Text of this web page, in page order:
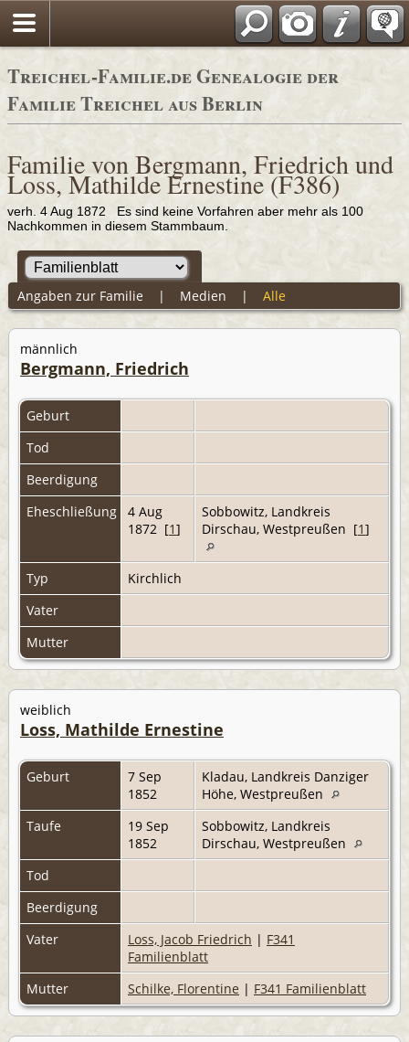
Adressbücher
Treichel-Familie.de Genealogie der
Familie Treichel aus Berlin
Familie von Bergmann, Friedrich und
Loss, Mathilde Ernestine (F386)
verh. 4 Aug 1872 Es sind keine Vorfahren aber mehr als 100
Nachkommen in diesem Stammbaum.
Angaben zur Familie | Medien | Alle
männlich
Bergmann, Friedrich
Geburt
Tod
Beerdigung
Eheschließung
4 Aug
1872 [1]
Sobbowitz, Landkreis
Dirschau, Westpreußen [1]
Typ
Kirchlich
Vater
Mutter
weiblich
Loss, Mathilde Ernestine
Geburt
7 Sep
1852
Kladau, Landkreis Danziger
Höhe, Westpreußen
Taufe
19 Sep
1852
Sobbowitz, Landkreis
Dirschau, Westpreußen
Tod
Beerdigung
Vater
Loss, Jacob Friedrich | F341
Familienblatt
Mutter
Schilke, Florentine | F341 Familienblatt